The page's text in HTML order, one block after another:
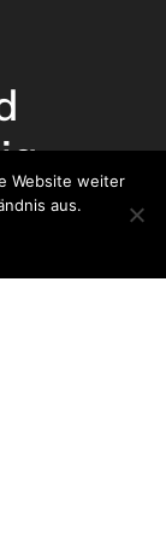
mit dem
Website weiter
aus.